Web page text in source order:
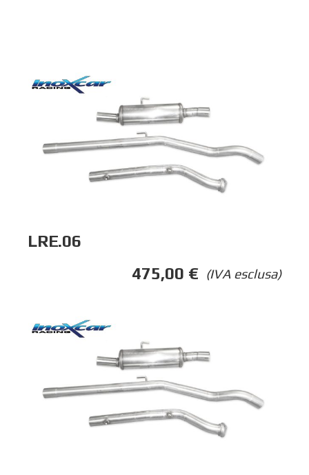
LRE.06
(IVA esclusa)
475,00 €